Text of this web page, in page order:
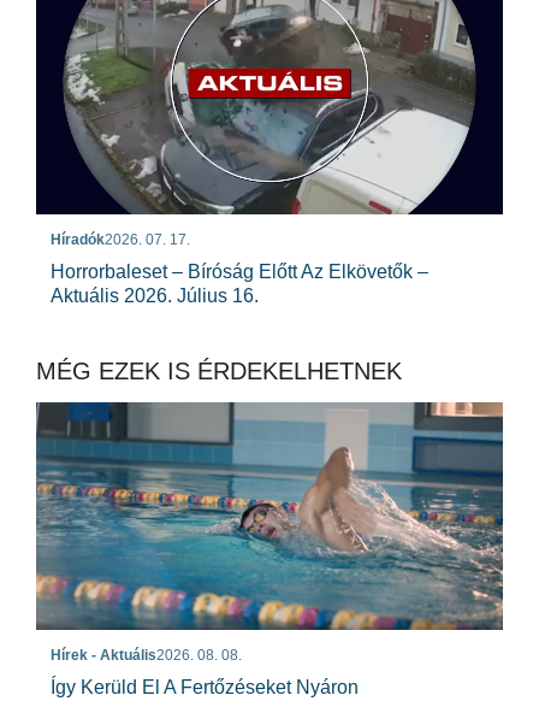
Híradók2026. 07. 17.
Horrorbaleset – Bíróság Előtt Az Elkövetők –
Aktuális 2026. Július 16.
MÉG EZEK IS ÉRDEKELHETNEK
Hírek - Aktuális2026. 08. 08.
Így Kerüld El A Fertőzéseket Nyáron